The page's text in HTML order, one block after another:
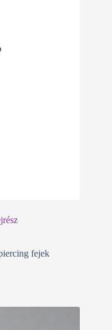
fejek